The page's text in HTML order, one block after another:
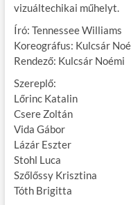
vizuáltechikai műhelyt.
Író: Tennessee Williams
Koreográfus: Kulcsár
Rendező: Kulcsár Noémi
Szereplő:
Lőrinc Katalin
Csere Zoltán
Vida Gábor
Lázár Eszter
Stohl Luca
Szőlőssy Krisztina
Tóth Brigitta